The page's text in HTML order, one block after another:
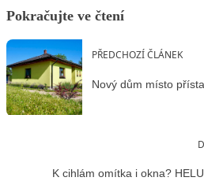
Pokračujte ve čtení
PŘEDCHOZÍ ČLÁNEK
Nový dům místo
K cihlám omítka i okna?